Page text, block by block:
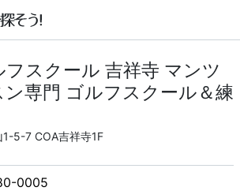
スクール 吉祥寺 マンツ
専門 ゴルフスクール＆練
5-7 COA吉祥寺1F
0005